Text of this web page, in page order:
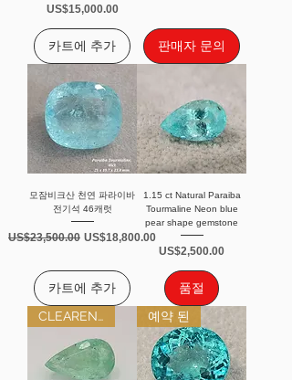
가격
US$15,000.00
카트에 추가 판매자 문의
모잠비크산 천연 파라이바
전기석 46캐럿
일반가
US$23,500.00 할인가
US$18,800.00
카트에 추가
1.15 ct Natural Paraiba
Tourmaline Neon blue
pear shape gemstone
가격
US$2,500.00
품절
CLEARENCE SALE
예약 된